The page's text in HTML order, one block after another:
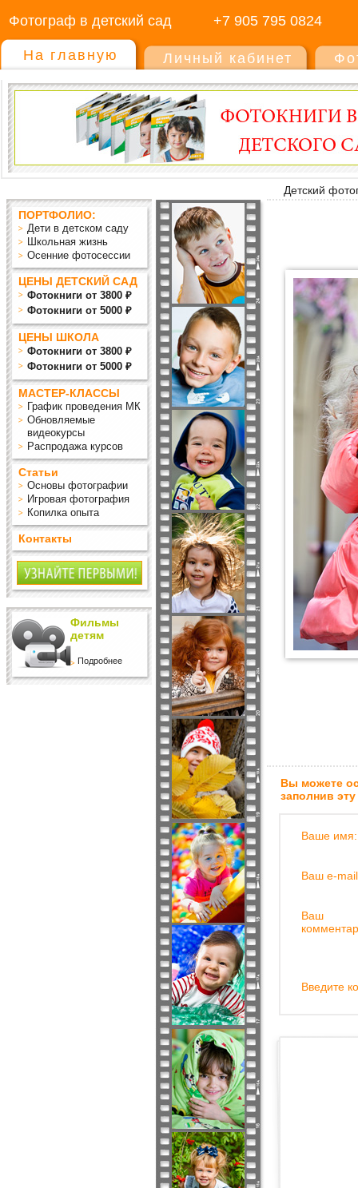
Фотограф в детский сад +7 905 795 0824
На главную Личный кабинет
Детский
ПОРТФОЛИО:
Дети в детском саду
Школьная жизнь
Осенние фотосессии
ЦЕНЫ ДЕТСКИЙ САД
Фотокниги от 3800 ₽
Фотокниги от 5000 ₽
ЦЕНЫ ШКОЛА
Фотокниги от 3800 ₽
Фотокниги от 5000 ₽
МАСТЕР-КЛАССЫ
График проведения МК
Обновляемые
видеокурсы
Распродажа курсов
Статьи
Основы фотографии
Игровая фотография
Копилка опыта
Контакты
Фильмы
детям
Подробнее
Вы можете
заполнив
Ваше имя:
Ваш e-
Ваш
Введите